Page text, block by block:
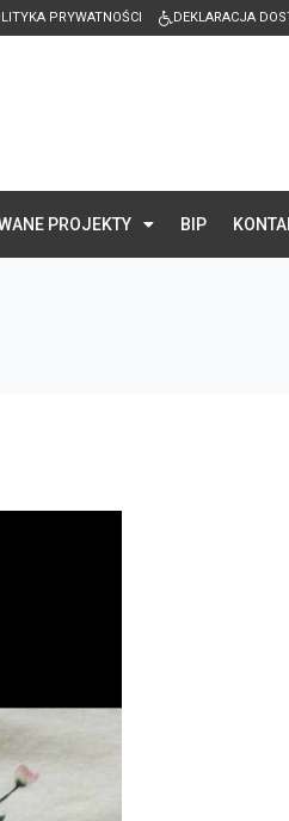
PRYWATNOŚCI DEKLARACJA
PROJEKTY BIP